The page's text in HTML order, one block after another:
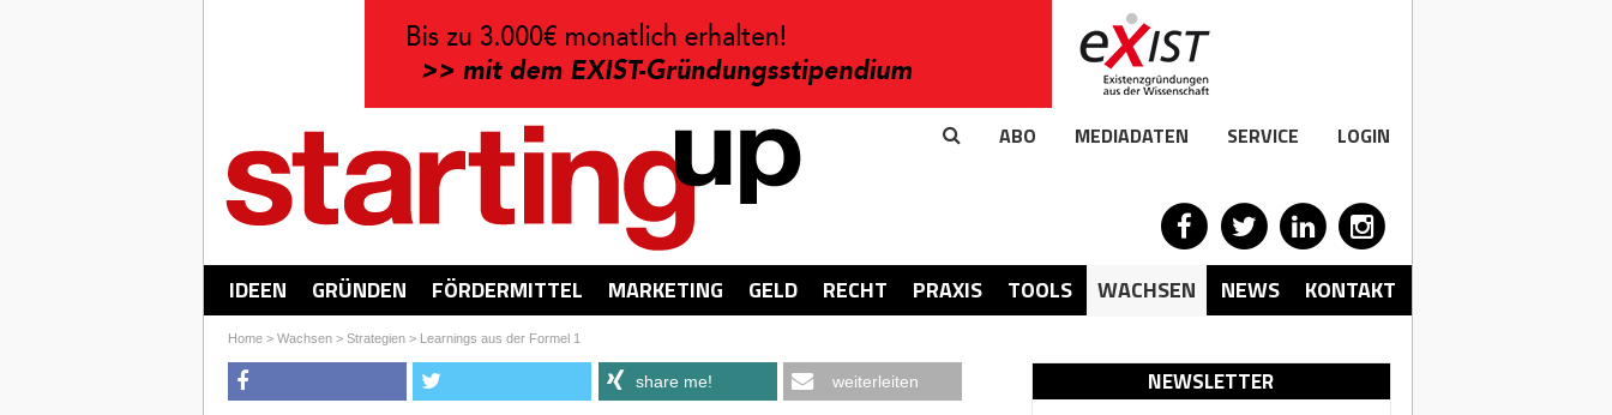
ABO MEDIADATEN SERVICE LOGIN
IDEEN GRÜNDEN FÖRDERMITTEL MARKETING GELD RECHT PRAXIS TOOLS WACHSEN NEWS KONTAKT
Home> Wachsen> Strategien> Learnings aus der Formel 1
NEWSLETTER
share me! weiterleiten